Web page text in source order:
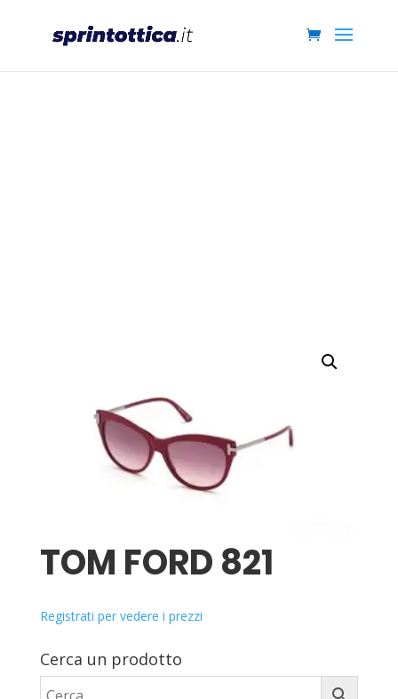
TOM FORD 821
Registrati per vedere i prezzi
Cerca un prodotto